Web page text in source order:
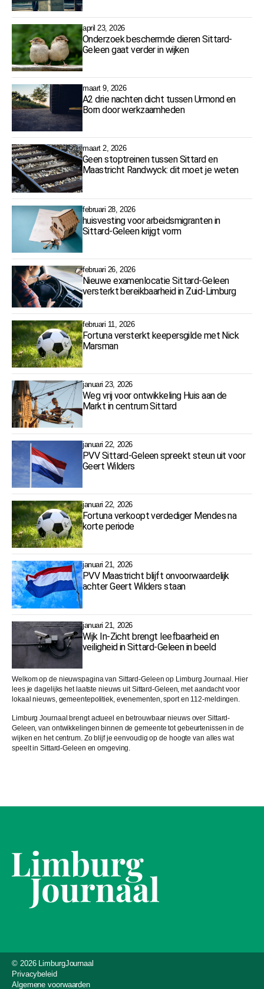
april 23, 2026
Onderzoek beschermde dieren Sittard-
Geleen gaat verder in wijken
maart 9, 2026
A2 drie nachten dicht tussen Urmond en
Born door werkzaamheden
maart 2, 2026
Geen stoptreinen tussen Sittard en
Maastricht Randwyck: dit moet je weten
februari 28, 2026
huisvesting voor arbeidsmigranten in
Sittard-Geleen krijgt vorm
februari 26, 2026
Nieuwe examenlocatie Sittard-Geleen
versterkt bereikbaarheid in Zuid-Limburg
februari 11, 2026
Fortuna versterkt keepersgilde met Nick
Marsman
januari 23, 2026
Weg vrij voor ontwikkeling Huis aan de
Markt in centrum Sittard
januari 22, 2026
PVV Sittard-Geleen spreekt steun uit voor
Geert Wilders
januari 22, 2026
Fortuna verkoopt verdediger Mendes na
korte periode
januari 21, 2026
PVV Maastricht blijft onvoorwaardelijk
achter Geert Wilders staan
januari 21, 2026
Wijk In-Zicht brengt leefbaarheid en
veiligheid in Sittard-Geleen in beeld
Welkom op de nieuwspagina van Sittard-Geleen op Limburg Journaal. Hier
lees je dagelijks het laatste nieuws uit Sittard-Geleen, met aandacht voor
lokaal nieuws, gemeentepolitiek, evenementen, sport en 112-meldingen.
Limburg Journaal brengt actueel en betrouwbaar nieuws over Sittard-
Geleen, van ontwikkelingen binnen de gemeente tot gebeurtenissen in de
wijken en het centrum. Zo blijf je eenvoudig op de hoogte van alles wat
speelt in Sittard-Geleen en omgeving.
© 2026 LimburgJournaal
Privacybeleid
Algemene voorwaarden